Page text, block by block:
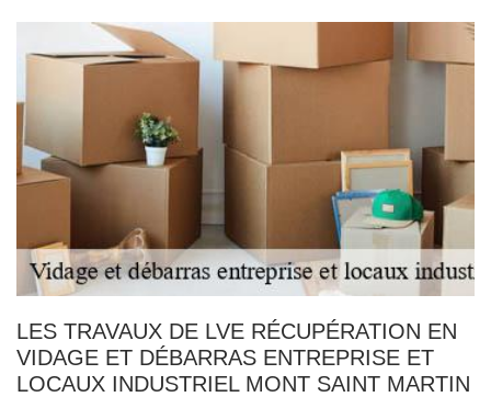
LES TRAVAUX DE LVE RÉCUPÉRATION EN
VIDAGE ET DÉBARRAS ENTREPRISE ET
LOCAUX INDUSTRIEL MONT SAINT MARTIN